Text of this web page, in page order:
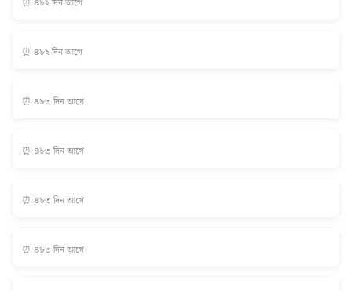
⏰ ৪৮২ দিন আগে
⏰ ৪৮৩ দিন আগে
⏰ ৪৮৩ দিন আগে
⏰ ৪৮৩ দিন আগে
⏰ ৪৮৩ দিন আগে